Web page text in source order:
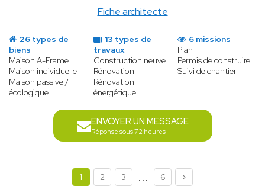
Fiche architecte
26 types de
biens
Maison A-Frame
Maison individuelle
Maison passive /
écologique
13 types de
travaux
Construction neuve
Rénovation
Rénovation
énergétique
6 missions
Plan
Permis de construire
Suivi de chantier
ENVOYER UN MESSAGE
Réponse sous 72 heures
1 2 3 ... 6